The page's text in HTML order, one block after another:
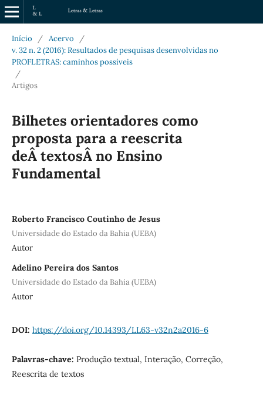
Início / Acervo
/
v. 32 n. 2 (2016): Resultados de pesquisas desenvolvidas no
PROFLETRAS: caminhos possíveis
/
Artigos
Bilhetes orientadores como
proposta para a reescrita
deÂ textosÂ no Ensino
Fundamental
Roberto Francisco Coutinho de Jesus
Universidade do Estado da Bahia (UEBA)
Autor
Adelino Pereira dos Santos
Universidade do Estado da Bahia (UEBA)
Autor
DOI: https://doi.org/10.14393/LL63-v32n2a2016-6
Palavras-chave: Produção textual, Interação, Correção,
Reescrita de textos